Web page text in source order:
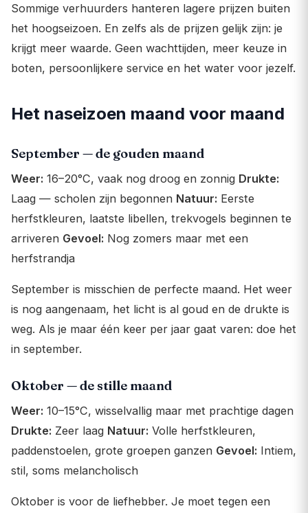
Sommige verhuurders hanteren lagere prijzen buiten
het hoogseizoen. En zelfs als de prijzen gelijk zijn: je
krijgt meer waarde. Geen wachttijden, meer keuze in
boten, persoonlijkere service en het water voor jezelf.
Het naseizoen maand voor maand
September — de gouden maand
Weer: 16–20°C, vaak nog droog en zonnig Drukte:
Laag — scholen zijn begonnen Natuur: Eerste
herfstkleuren, laatste libellen, trekvogels beginnen te
arriveren Gevoel: Nog zomers maar met een
herfstrandja
September is misschien de perfecte maand. Het weer
is nog aangenaam, het licht is al goud en de drukte is
weg. Als je maar één keer per jaar gaat varen: doe het
in september.
Oktober — de stille maand
Weer: 10–15°C, wisselvallig maar met prachtige dagen
Drukte: Zeer laag Natuur: Volle herfstkleuren,
paddenstoelen, grote groepen ganzen Gevoel: Intiem,
stil, soms melancholisch
Oktober is voor de liefhebber. Je moet tegen een